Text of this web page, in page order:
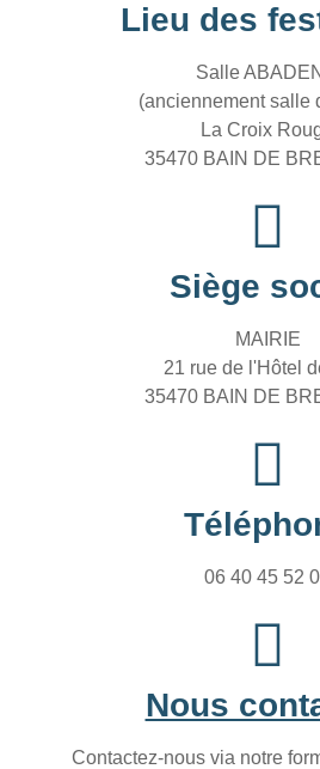
Lieu des
Salle
(anciennement salle
La Croix
35470 BAIN DE
Siège
MAIRIE
21 rue de l'Hôtel
35470 BAIN DE
06 40 45 52
Nous
Contactez-nous via notre